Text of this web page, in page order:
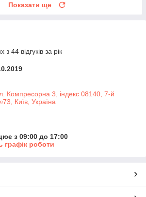
Показати ще
44 відгуків за рік
Компресорна 3, індекс 08140, 7-й
Київ, Україна
з 09:00 до 17:00
графік роботи